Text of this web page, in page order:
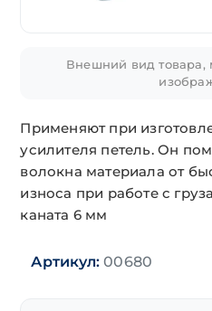
Внешний вид товара,
Применяют при
усилителя петель. Он
волокна материала от
износа при работе с
каната 6 мм
Артикул: 00680